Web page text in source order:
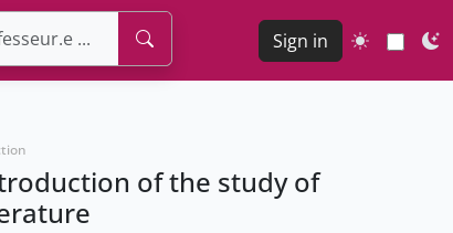
Sign in
of the study of